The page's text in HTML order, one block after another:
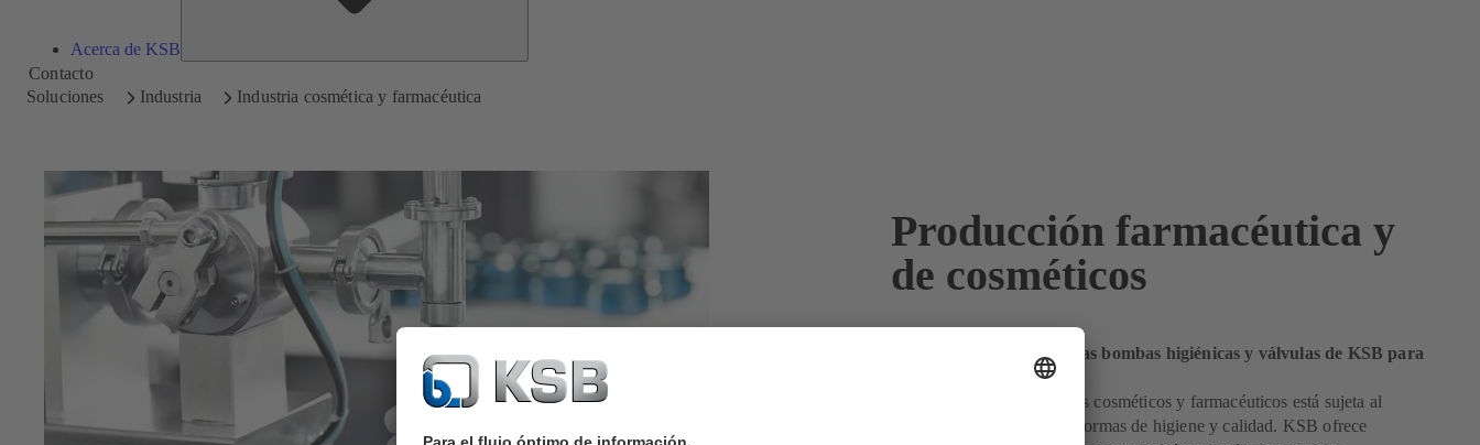
Acerca de KSB
Contacto
Soluciones
Industria Industria cosmética y farmacéutica
Producción farmacéutica y
de cosméticos
Maquillan su resultado: las bombas higiénicas y válvulas de KSB para
La fabricación de productos cosméticos y farmacéuticos está sujeta al
cumplimiento de estrictas normas de higiene y calidad. KSB ofrece